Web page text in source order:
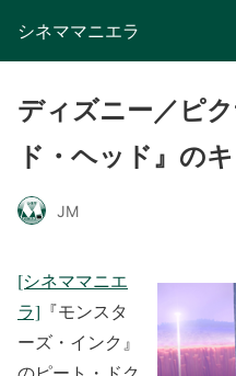
シネママニエラ
ディズニー／ピ
ド・ヘッド』の
JM
[シネママニエ
ラ] 『モンスタ
ーズ・インク』